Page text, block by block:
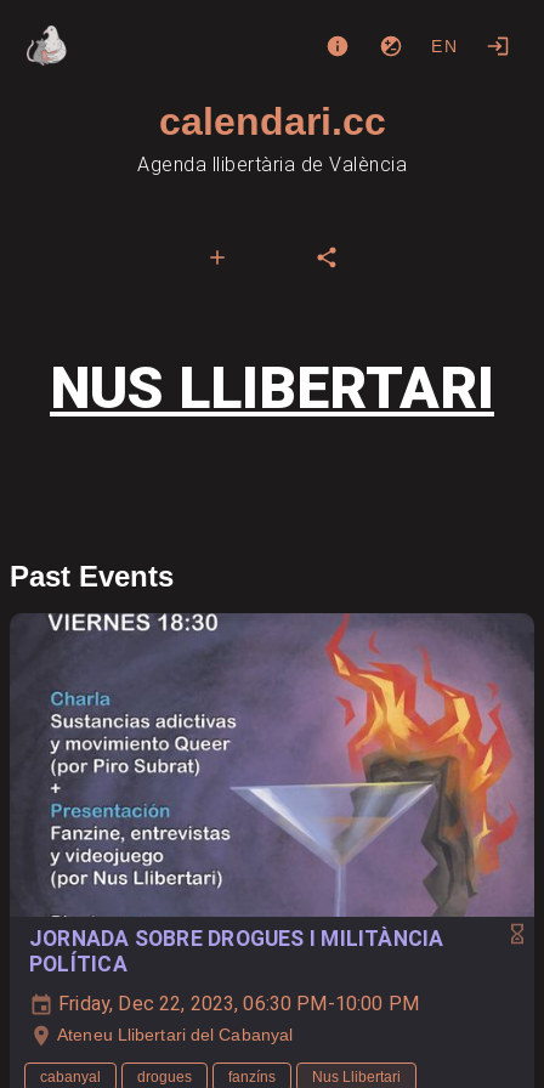
EN
calendari.cc
Agenda llibertària de València
NUS LLIBERTARI
Past Events
JORNADA SOBRE DROGUES I MILITÀNCIA
POLÍTICA
Friday, Dec 22, 2023, 06:30 PM-10:00 PM
Ateneu Llibertari del Cabanyal
cabanyal drogues fanzíns Nus Llibertari